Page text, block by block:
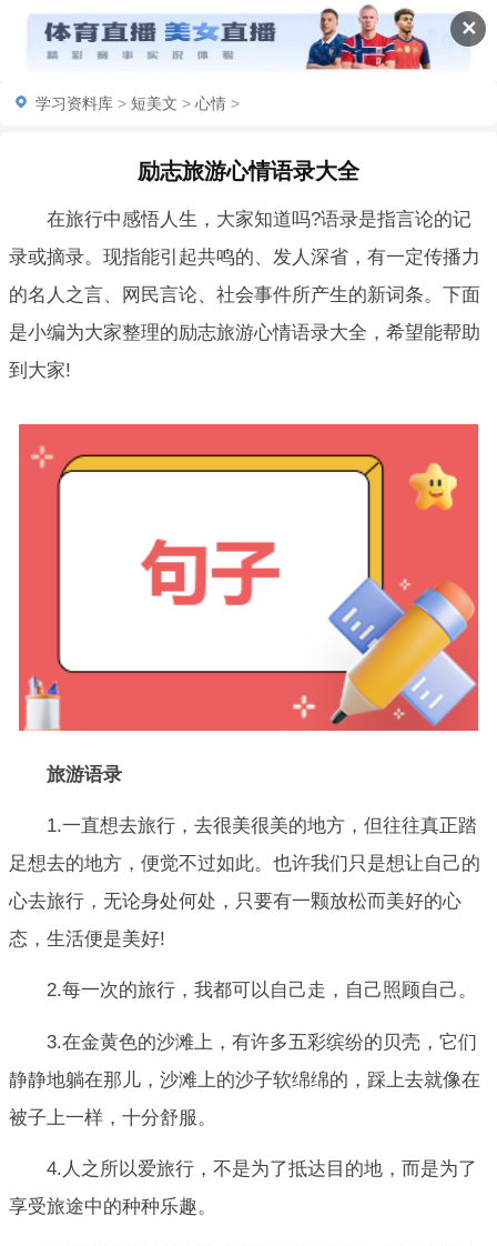
✕
学习资料库 > 短美文 > 心情 >
励志旅游心情语录大全
在旅行中感悟人生，大家知道吗?语录是指言论的记
录或摘录。现指能引起共鸣的、发人深省，有一定传播力
的名人之言、网民言论、社会事件所产生的新词条。下面
是小编为大家整理的励志旅游心情语录大全，希望能帮助
到大家!
旅游语录
1.一直想去旅行，去很美很美的地方，但往往真正踏
足想去的地方，便觉不过如此。也许我们只是想让自己的
心去旅行，无论身处何处，只要有一颗放松而美好的心
态，生活便是美好!
2.每一次的旅行，我都可以自己走，自己照顾自己。
3.在金黄色的沙滩上，有许多五彩缤纷的贝壳，它们
静静地躺在那儿，沙滩上的沙子软绵绵的，踩上去就像在
被子上一样，十分舒服。
4.人之所以爱旅行，不是为了抵达目的地，而是为了
享受旅途中的种种乐趣。